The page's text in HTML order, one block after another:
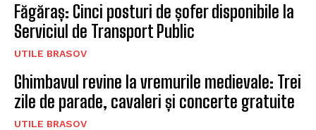
Făgăraș: Cinci posturi de șofer disponibile la
Serviciul de Transport Public
UTILE BRASOV
Ghimbavul revine la vremurile medievale: Trei
zile de parade, cavaleri și concerte gratuite
UTILE BRASOV